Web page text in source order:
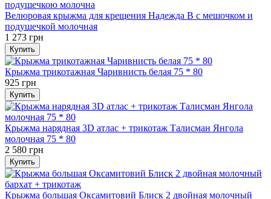
Велюровая крыжма для крещения Надежда В с мешочком и
подушечкой молочная
1 273 грн
Купить
Крыжма трикотажная Чаривнисть белая 75 * 80
925 грн
Купить
Крыжма нарядная 3D атлас + трикотаж Талисман Янгола
молочная 75 * 80
2 580 грн
Купить
Крыжма большая Оксамитовий Блиск 2 двойная молочный